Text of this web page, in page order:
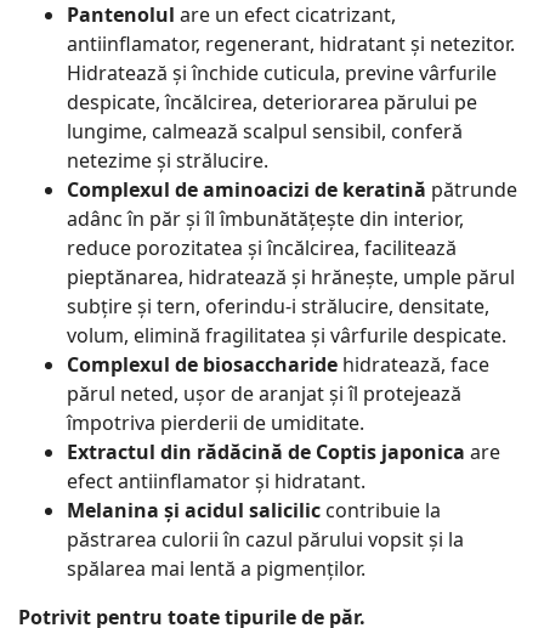
Pantenolul are un efect cicatrizant,
antiinflamator, regenerant, hidratant și netezitor.
Hidratează și închide cuticula, previne vârfurile
despicate, încălcirea, deteriorarea părului pe
lungime, calmează scalpul sensibil, conferă
netezime și strălucire.
Complexul de aminoacizi de keratină pătrunde
adânc în păr și îl îmbunătățește din interior,
reduce porozitatea și încălcirea, facilitează
pieptănarea, hidratează și hrănește, umple părul
subțire și tern, oferindu-i strălucire, densitate,
volum, elimină fragilitatea și vârfurile despicate.
Complexul de biosaccharide hidratează, face
părul neted, ușor de aranjat și îl protejează
împotriva pierderii de umiditate.
Extractul din rădăcină de Coptis japonica are
efect antiinflamator și hidratant.
Melanina și acidul salicilic contribuie la
păstrarea culorii în cazul părului vopsit și la
spălarea mai lentă a pigmenților.
Potrivit pentru toate tipurile de păr.